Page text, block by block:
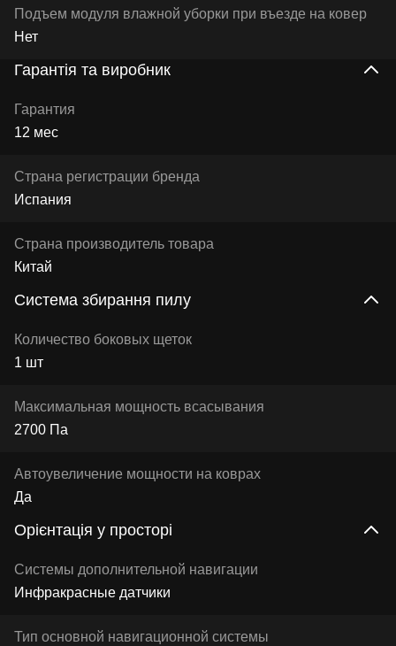
Подъем модуля влажной уборки при въезде на ковер
Нет
Гарантія та виробник
Гарантия
12 мес
Страна регистрации бренда
Испания
Страна производитель товара
Китай
Система збирання пилу
Количество боковых щеток
1 шт
Максимальная мощность всасывания
2700 Па
Автоувеличение мощности на коврах
Да
Орієнтація у просторі
Системы дополнительной навигации
Инфракрасные датчики
Тип основной навигационной системы